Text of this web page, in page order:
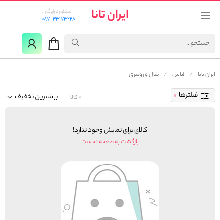
ایران تانا
مشاوره رایگان:
087-33173228
ایران تانا لباس شال و روسری
فیلترها بیشترین تخفیف 0 کالا
کالای برای نمایش وجود ندارد!
بازگشت به صفحه نخست